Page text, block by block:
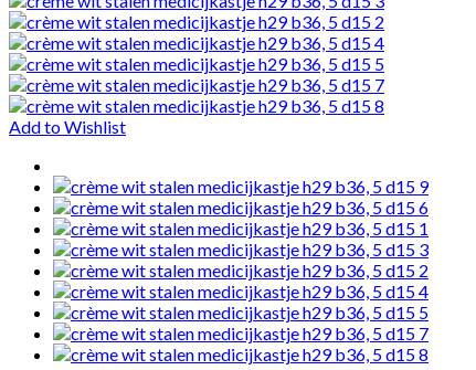
Add to Wishlist